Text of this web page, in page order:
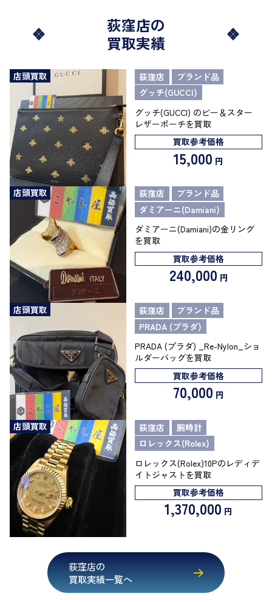
荻窪店の
買取実績
店頭買取 荻窪店
ブランド品
グッチ(GUCCI)
グッチ(GUCCI) のビー＆スター
レザーポーチを買取
買取参考価格
15,000 円
店頭買取 荻窪店
ブランド品
ダミアーニ(Damiani)
ダミアーニ(Damiani)の金リング
を買取
買取参考価格
240,000 円
店頭買取 荻窪店
ブランド品
PRADA (プラダ)
PRADA (プラダ) _Re-Nylon_ショ
ルダーバッグを買取
買取参考価格
70,000 円
店頭買取 荻窪店
腕時計
ロレックス(Rolex)
ロレックス(Rolex)10Pのレディデ
イトジャストを買取
買取参考価格
1,370,000 円
荻窪店の
買取実績一覧へ